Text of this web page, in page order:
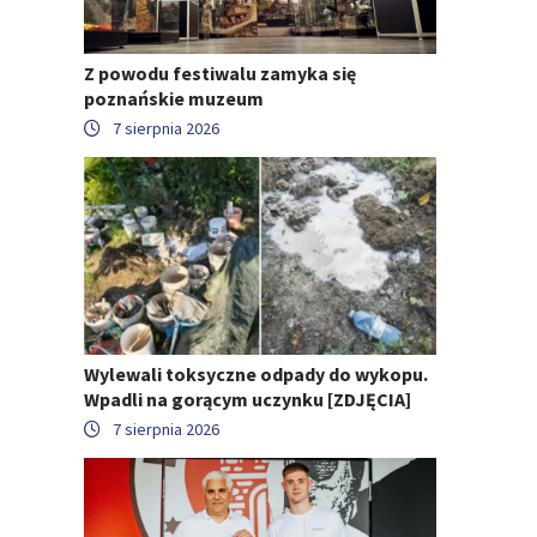
Z powodu festiwalu zamyka się
poznańskie muzeum
7 sierpnia 2026
Wylewali toksyczne odpady do wykopu.
Wpadli na gorącym uczynku [ZDJĘCIA]
7 sierpnia 2026